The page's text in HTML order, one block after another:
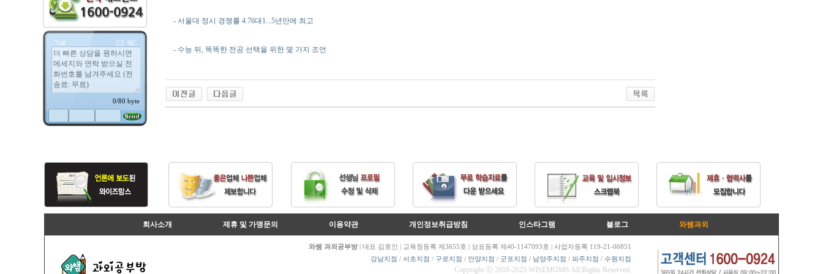
- 서울대 정시 경쟁률 4.76대1...5년만에 최고
- 수능 뒤, 똑똑한 전공 선택을 위한 몇 가지 조언
회사소개 제휴 및 가맹문의 이용약관 개인정보취급방침 인스타그램 블로그 와쌤과외
와쌤 과외공부방 | 대표 김호인 | 교육청등록 제3655호 | 상표등록 제40-1147093호 | 사업자등록 119-21-06851
강남지점 / 서초지점 / 구로지점 / 안양지점 / 군포지점 / 남양주지점 / 파주지점 / 수원지점
Copyright ⓒ 2010-2025 WISEMOMS All Rights Reserved .